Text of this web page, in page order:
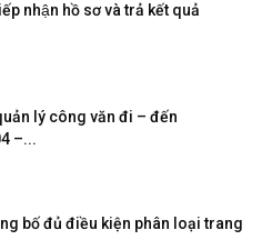
nhận hồ sơ và trả kết quả
lý công văn đi – đến
–...
bố đủ điều kiện phân loại trang